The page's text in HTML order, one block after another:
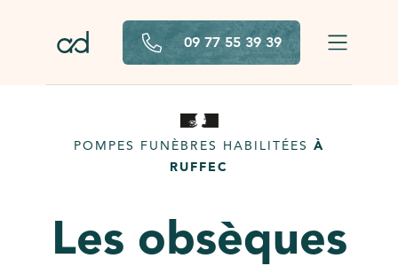
09 77 55 39 39
POMPES FUNÈBRES HABILITÉES À
RUFFEC
Les obsèques